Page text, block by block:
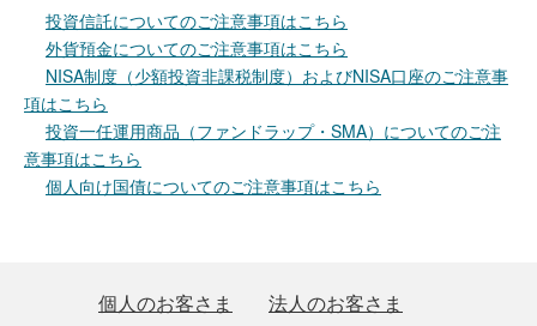
投資信託についてのご注意事項はこちら
外貨預金についてのご注意事項はこちら
NISA制度（少額投資非課税制度）およびNISA口座のご注意事
項はこちら
投資一任運用商品（ファンドラップ・SMA）についてのご注
意事項はこちら
個人向け国債についてのご注意事項はこちら
個人のお客さま
法人のお客さま